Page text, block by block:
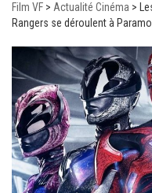
Film VF > Actualité Cinéma >
Rangers se déroulent à